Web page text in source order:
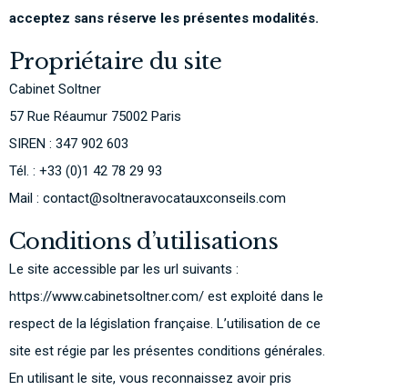
acceptez sans réserve les présentes modalités.
Propriétaire du site
Cabinet Soltner
57 Rue Réaumur 75002 Paris
SIREN : 347 902 603
Tél. : +33 (0)1 42 78 29 93
Mail : contact@soltneravocatauxconseils.com
Conditions d’utilisations
Le site accessible par les url suivants :
https://www.cabinetsoltner.com/ est exploité dans le
respect de la législation française. L’utilisation de ce
site est régie par les présentes conditions générales.
En utilisant le site, vous reconnaissez avoir pris